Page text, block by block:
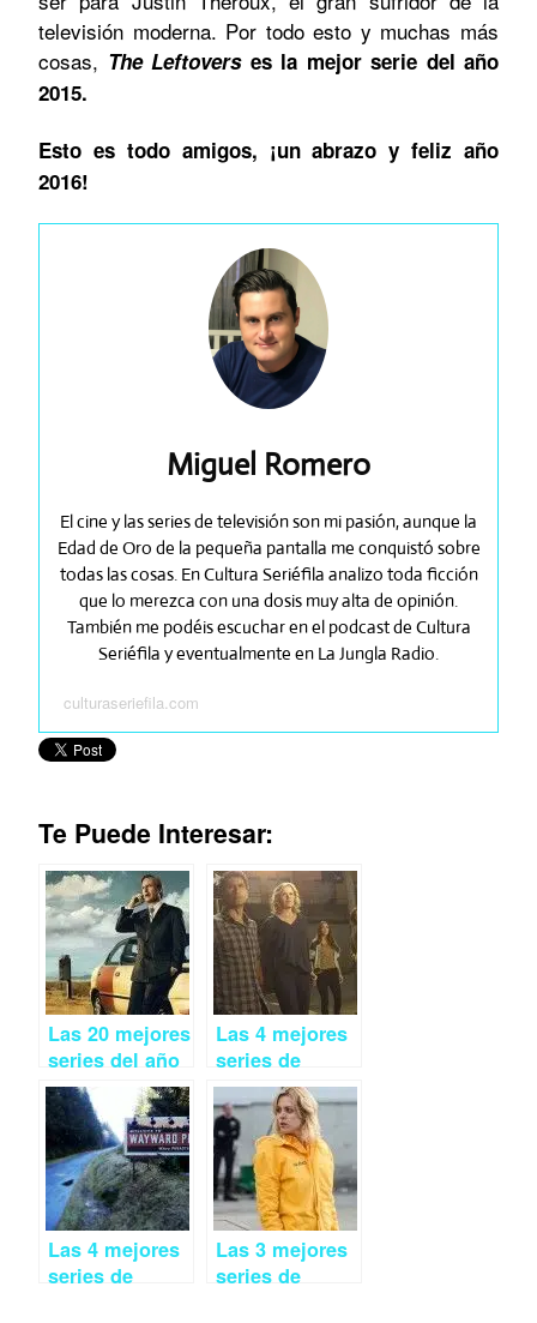
televisión moderna. Por todo esto y muchas más
cosas, The Leftoverses la mejor serie del año
2015.
Esto es todo amigos, ¡un abrazo y feliz año
2016!
Miguel Romero
El cine y las series de televisión son mi pasión, aunque la
Edad de Oro de la pequeña pantalla me conquistó sobre
todas las cosas. En Cultura Seriéfila analizo toda ficción
que lo merezca con una dosis muy alta de opinión.
También me podéis escuchar en el podcast de Cultura
Seriéfila y eventualmente en La Jungla Radio.
culturaseriefila.com
Te Puede Interesar:
Las 20 mejores
series del año
2015 (I)
Las 4 mejores
series de
estreno agosto
2015
Las 4 mejores
series de
Las 3 mejores
series de